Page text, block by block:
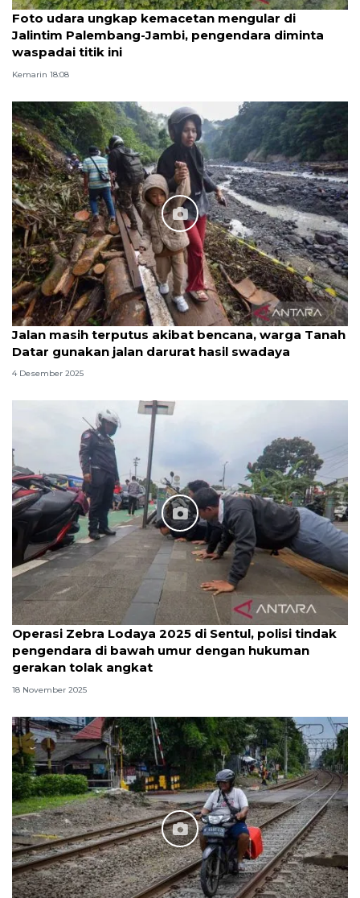
Foto udara ungkap kemacetan mengular di
Jalintim Palembang-Jambi, pengendara diminta
waspadai titik ini
Kemarin 18:08
Jalan masih terputus akibat bencana, warga Tanah
Datar gunakan jalan darurat hasil swadaya
4 Desember 2025
Operasi Zebra Lodaya 2025 di Sentul, polisi tindak
pengendara di bawah umur dengan hukuman
gerakan tolak angkat
18 November 2025